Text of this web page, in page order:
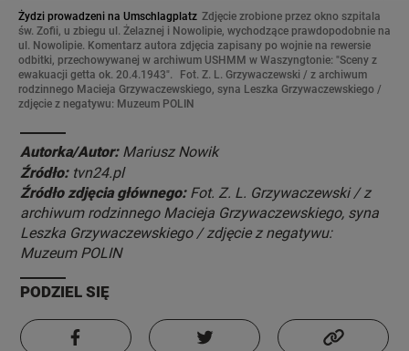
Żydzi prowadzeni na Umschlagplatz Zdjęcie zrobione przez okno szpitala
św. Zofii, u zbiegu ul. Żelaznej i Nowolipie, wychodzące prawdopodobnie na
ul. Nowolipie. Komentarz autora zdjęcia zapisany po wojnie na rewersie
odbitki, przechowywanej w archiwum USHMM w Waszyngtonie: "Sceny z
ewakuacji getta ok. 20.4.1943".
Fot. Z. L. Grzywaczewski / z archiwum
rodzinnego Macieja Grzywaczewskiego, syna Leszka Grzywaczewskiego /
zdjęcie z negatywu: Muzeum POLIN
Autorka/Autor: Mariusz Nowik
Źródło: tvn24.pl
Źródło zdjęcia głównego: Fot. Z. L. Grzywaczewski / z
archiwum rodzinnego Macieja Grzywaczewskiego, syna
Leszka Grzywaczewskiego / zdjęcie z negatywu:
Muzeum POLIN
PODZIEL SIĘ